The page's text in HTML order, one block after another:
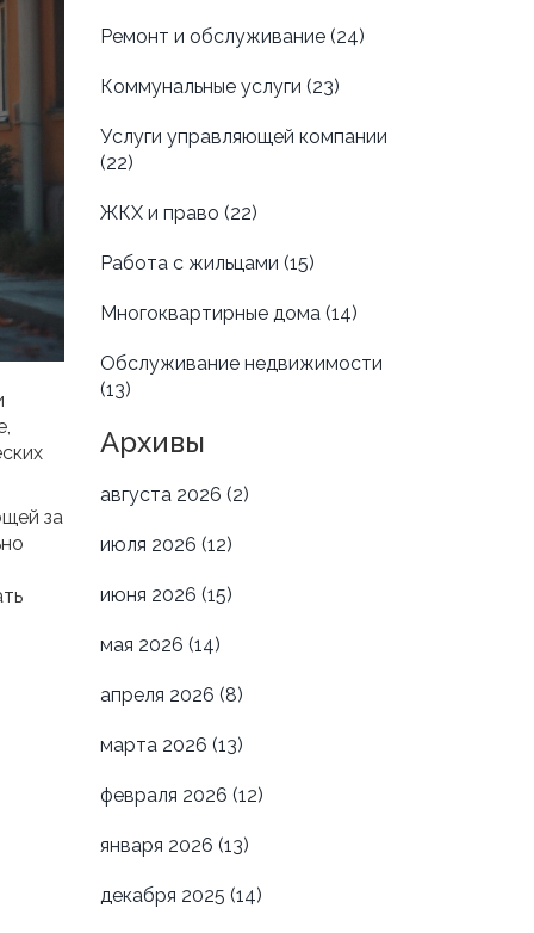
за
Ремонт и обслуживание (24)
Коммунальные услуги (23)
Услуги управляющей компании
(22)
ЖКХ и право (22)
Работа с жильцами (15)
Многоквартирные дома (14)
Обслуживание недвижимости
(13)
Архивы
августа 2026 (2)
июля 2026 (12)
июня 2026 (15)
мая 2026 (14)
апреля 2026 (8)
марта 2026 (13)
февраля 2026 (12)
января 2026 (13)
декабря 2025 (14)